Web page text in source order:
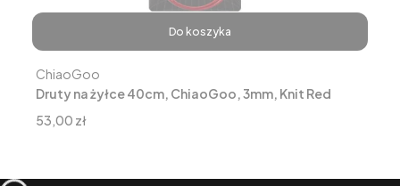
Do koszyka
Druty na żyłce 40cm, ChiaoGoo, 3mm, Knit Red
Producent
ChiaoGoo
Cena
53,00 zł